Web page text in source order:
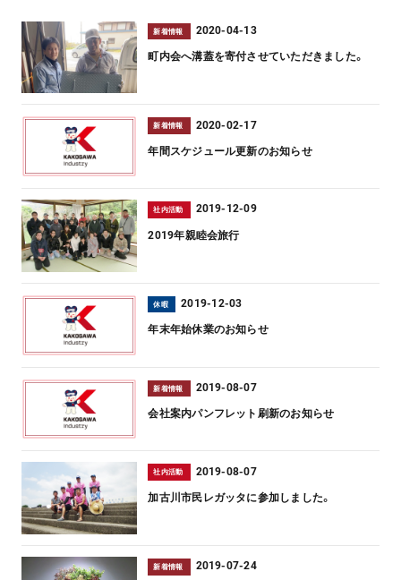
新着情報 2020-04-13
町内会へ溝蓋を寄付させていただきました。
新着情報 2020-02-17
年間スケジュール更新のお知らせ
社内活動 2019-12-09
2019年親睦会旅行
休暇 2019-12-03
年末年始休業のお知らせ
新着情報 2019-08-07
会社案内パンフレット刷新のお知らせ
社内活動 2019-08-07
加古川市民レガッタに参加しました。
新着情報 2019-07-24